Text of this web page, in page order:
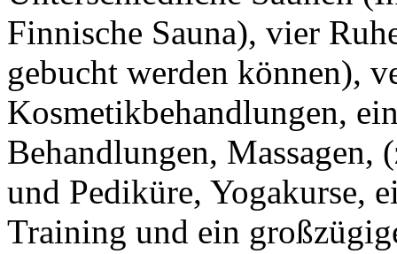
Finnische Sauna), vier
gebucht werden können),
Kosmetikbehandlungen,
Behandlungen, Massagen,
und Pediküre, Yogakurse,
Training und ein